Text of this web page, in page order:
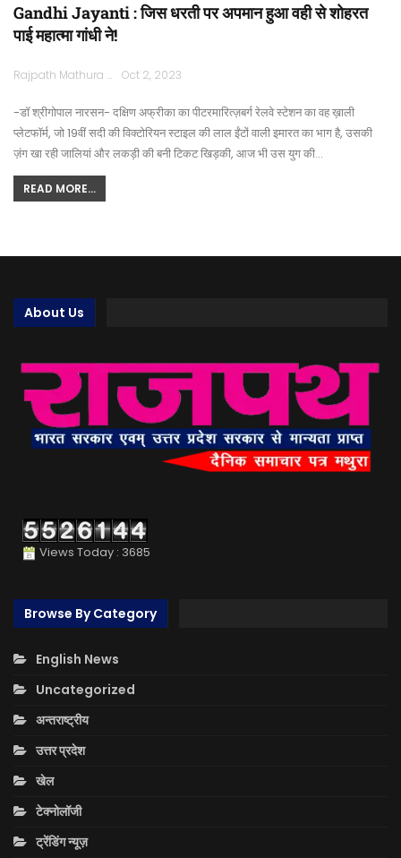
Gandhi Jayanti : जिस धरती पर अपमान हुआ वही से शोहरत
पाई महात्मा गांधी ने!
Rajpath Mathura Oct 2, 2023
-डॉ श्रीगोपाल नारसन- दक्षिण अफ्रीका का पीटरमारित्ज़बर्ग रेलवे स्टेशन का वह ख़ाली
प्लेटफॉर्म, जो 19वीं सदी की विक्टोरियन स्टाइल की लाल ईंटों वाली इमारत का भाग है, उसकी
ज़ंग खा रही जालियां और लकड़ी की बनी टिकट खिड़की, आज भी उस युग की…
READ MORE...
About Us
Views Today : 3685
Browse By Category
English News
Uncategorized
अन्तराष्ट्रीय
उत्तर प्रदेश
खेल
टेक्नोलॉजी
ट्रेंडिंग न्यूज़